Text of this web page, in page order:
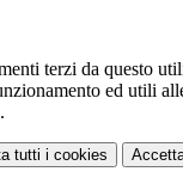
terzi da questo
ed utili
.
tutti i cookies